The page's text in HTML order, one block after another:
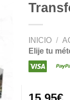
INICIO /
Elije tu